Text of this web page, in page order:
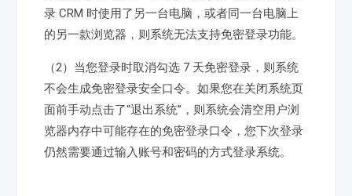
录 CRM 时使用了另一台电脑，或者同一台电脑上
的另一款浏览器，则系统无法支持免密登录功能。
（2）当您登录时取消勾选 7 天免密登录，则系统
不会生成免密登录安全口令。如果您在关闭系统页
面前手动点击了“退出系统”，则系统会清空用户浏
览器内存中可能存在的免密登录口令，您下次登录
仍然需要通过输入账号和密码的方式登录系统。